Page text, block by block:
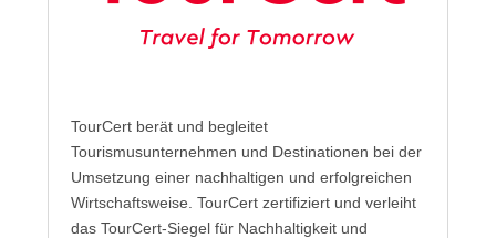
TourCert berät und begleitet
Tourismusunternehmen und Destinationen bei der
Umsetzung einer nachhaltigen und erfolgreichen
Wirtschaftsweise. TourCert zertifiziert und verleiht
das TourCert-Siegel für Nachhaltigkeit und